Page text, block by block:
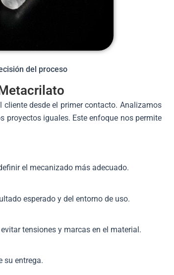
del proceso
desde el primer contacto. Analizamos
proyectos iguales. Este enfoque nos permite
el mecanizado más adecuado.
esperado y del entorno de uso.
tensiones y marcas en el material.
su entrega.